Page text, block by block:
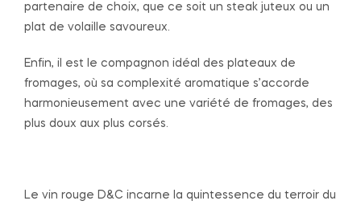
partenaire de choix, que ce soit un steak juteux ou un
plat de volaille savoureux.
Enfin, il est le compagnon idéal des plateaux de
fromages, où sa complexité aromatique s’accorde
harmonieusement avec une variété de fromages, des
plus doux aux plus corsés.
Le vin rouge D&C incarne la quintessence du terroir du